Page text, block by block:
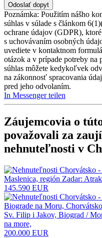
Poznámka: Použitím nášho
súhlas v súlade s článkom
ochrane údajov (GDPR),
s uchovávaním osobných
uvediete v kontaktnom
otázok a v prípade potreby na
súhlas môžete kedykoľvek
na zákonnosť spracovania
pred jeho odvolaním.
In Messenger teilen
Záujemcovia o
považovali za
nehnuteľnosti v
Maslenica, región Zadar:
145.590 EUR
Sv. Filip i Jakov, Biograd /
na more,
200.000 EUR